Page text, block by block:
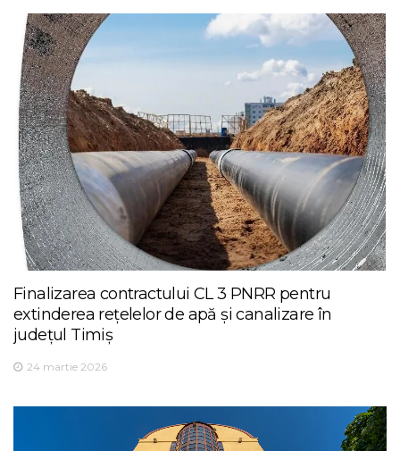
Finalizarea contractului CL 3 PNRR pentru
extinderea rețelelor de apă și canalizare în
județul Timiș
24 martie 2026